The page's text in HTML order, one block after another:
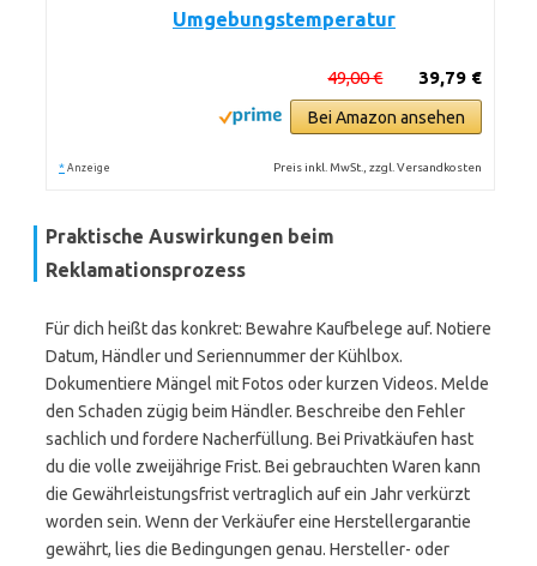
Umgebungstemperatur
39,79 €
49,00 €
Bei Amazon ansehen
* Anzeige Preis inkl. MwSt., zzgl. Versandkosten
Praktische Auswirkungen beim
Reklamationsprozess
Für dich heißt das konkret: Bewahre Kaufbelege auf. Notiere
Datum, Händler und Seriennummer der Kühlbox.
Dokumentiere Mängel mit Fotos oder kurzen Videos. Melde
den Schaden zügig beim Händler. Beschreibe den Fehler
sachlich und fordere Nacherfüllung. Bei Privatkäufen hast
du die volle zweijährige Frist. Bei gebrauchten Waren kann
die Gewährleistungsfrist vertraglich auf ein Jahr verkürzt
worden sein. Wenn der Verkäufer eine Herstellergarantie
gewährt, lies die Bedingungen genau. Hersteller- oder